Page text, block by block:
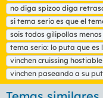
no diga spizoo diga
si tema serio es que el
sois todos gilipollas menos
tema serio: lo puta que es
vinchen cruissing
vinchen paseando a su